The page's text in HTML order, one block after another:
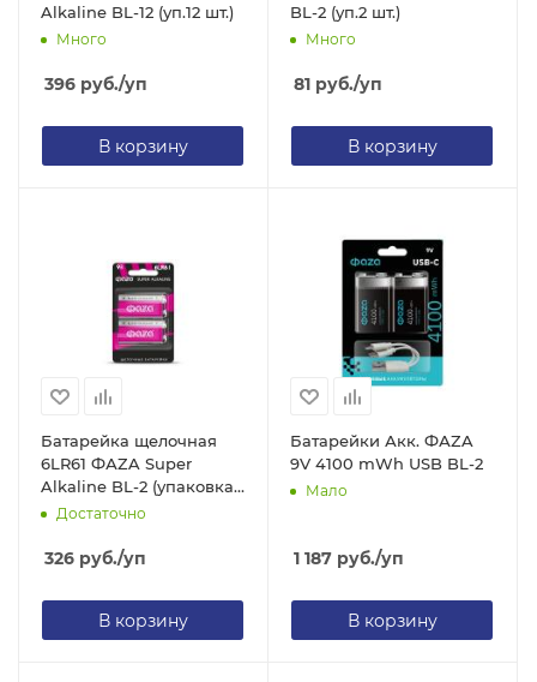
Alkaline BL-12 (уп.12 шт.)
Много
396 руб./уп
В корзину
BL-2 (уп.2 шт.)
Много
81 руб./уп
В корзину
Батарейка щелочная
6LR61 ФАZA Super
Alkaline BL-2 (упаковка
2 шт)
Достаточно
326 руб./уп
В корзину
Батарейки Акк. ФАZA
9V 4100 mWh USB BL-2
Мало
1 187 руб./уп
В корзину